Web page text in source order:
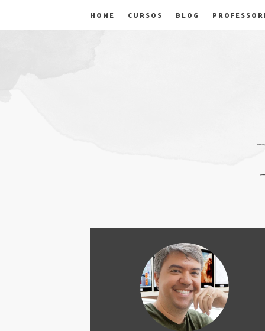
HOME CURSOS BLOG